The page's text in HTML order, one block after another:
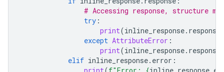
# Accessing response, structure
try :
print(inline_response. response
except AttributeError :
print(inline_response. response
elif inline_response. error :